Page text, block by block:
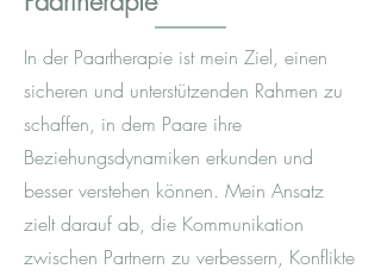
In der Paartherapie ist mein Ziel, einen
sicheren und unterstützenden Rahmen zu
schaffen, in dem Paare ihre
Beziehungsdynamiken erkunden und
besser verstehen können. Mein Ansatz
zielt darauf ab, die Kommunikation
zwischen Partnern zu verbessern, Konflikte